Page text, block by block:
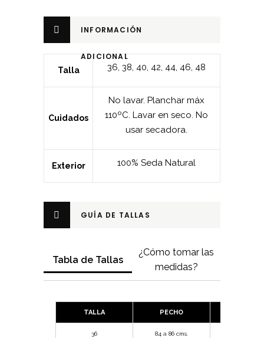
INFORMACIÓN
ADICIONAL
Talla 36, 38, 40, 42, 44, 46, 48
Cuidados
No lavar. Planchar máx
110ºC. Lavar en seco. No
usar secadora.
Exterior 100% Seda Natural
GUÍA DE TALLAS
Tabla de Tallas
¿Cómo tomar las
medidas?
TALLA PECHO
36 84 a 86 cms.